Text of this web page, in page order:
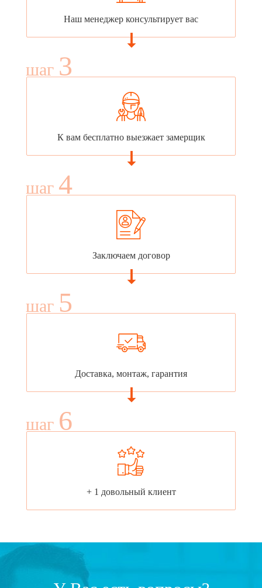
Наш менеджер консультирует вас
шаг 3
К вам бесплатно выезжает замерщик
шаг 4
Заключаем договор
шаг 5
Доставка, монтаж, гарантия
шаг 6
+ 1 довольный клиент